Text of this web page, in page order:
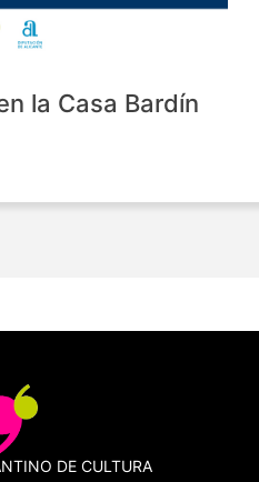
la Casa Bardín
DE CULTURA